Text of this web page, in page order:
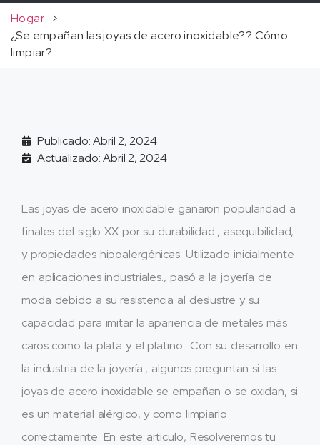
Hogar >
¿Se empañan las joyas de acero inoxidable?? Cómo
limpiar?
Publicado: Abril 2, 2024
Actualizado: Abril 2, 2024
Las joyas de acero inoxidable ganaron popularidad a
finales del siglo XX por su durabilidad., asequibilidad,
y propiedades hipoalergénicas. Utilizado inicialmente
en aplicaciones industriales., pasó a la joyería de
moda debido a su resistencia al deslustre y su
capacidad para imitar la apariencia de metales más
caros como la plata y el platino.. Con su desarrollo en
la industria de la joyería., algunos preguntan si las
joyas de acero inoxidable se empañan o se oxidan, si
es un material alérgico, y como limpiarlo
correctamente. En este articulo, Resolveremos tu